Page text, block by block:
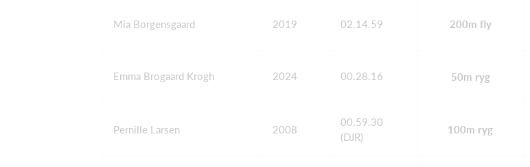
Mia Borgensgaard 2019 02.14.59 200m fly
Emma Brogaard Krogh 2024 00.28.16 50m ryg
Pernille Larsen 2008
00.59.30
(DJR)
100m ryg